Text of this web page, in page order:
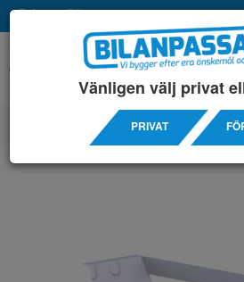
Privat Företag
SERVICEINREDNINGAR/ MERCEDES/
Vänligen välj privat
PRIVAT